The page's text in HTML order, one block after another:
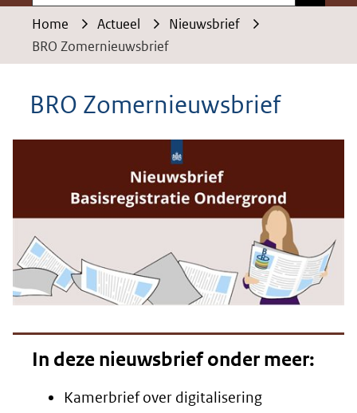
Home Actueel
Nieuwsbrief
BRO Zomernieuwsbrief
BRO Zomernieuwsbrief
In deze nieuwsbrief onder meer:
Kamerbrief over digitalisering